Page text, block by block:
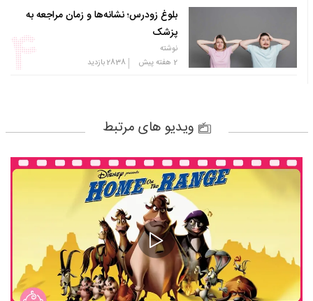
بلوغ زودرس؛ نشانه‌ها و زمان مراجعه به
پزشک
نوشته
2 هفته پیش
|
2838بازدید
ویدیو های مرتبط